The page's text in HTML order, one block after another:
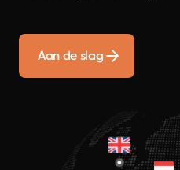
Aan de slag